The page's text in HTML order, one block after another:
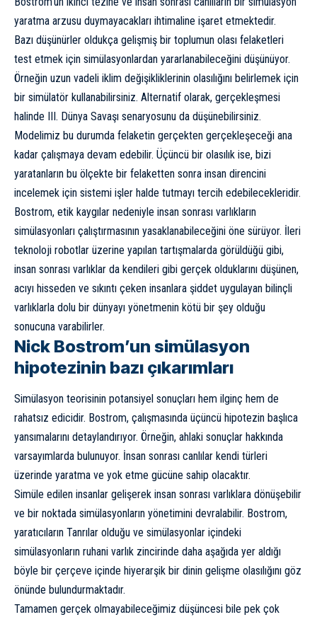
yaratma arzusu duymayacakları ihtimaline işaret etmektedir.
Bazı düşünürler oldukça gelişmiş bir toplumun olası felaketleri
test etmek için simülasyonlardan yararlanabileceğini düşünüyor.
Örneğin uzun vadeli iklim değişikliklerinin olasılığını belirlemek için
bir simülatör kullanabilirsiniz. Alternatif olarak, gerçekleşmesi
halinde III. Dünya Savaşı senaryosunu da düşünebilirsiniz.
Modelimiz bu durumda felaketin gerçekten gerçekleşeceği ana
kadar çalışmaya devam edebilir. Üçüncü bir olasılık ise, bizi
yaratanların bu ölçekte bir felaketten sonra insan direncini
incelemek için sistemi işler halde tutmayı tercih edebilecekleridir.
Bostrom, etik kaygılar nedeniyle insan sonrası varlıkların
simülasyonları çalıştırmasının yasaklanabileceğini öne sürüyor. İleri
teknoloji robotlar üzerine yapılan tartışmalarda görüldüğü gibi,
insan sonrası varlıklar da kendileri gibi gerçek olduklarını düşünen,
acıyı hisseden ve sıkıntı çeken insanlara şiddet uygulayan bilinçli
varlıklarla dolu bir dünyayı yönetmenin kötü bir şey olduğu
sonucuna varabilirler.
Nick Bostrom’un simülasyon
hipotezinin bazı çıkarımları
Simülasyon teorisinin potansiyel sonuçları hem ilginç hem de
rahatsız edicidir. Bostrom, çalışmasında üçüncü hipotezin başlıca
yansımalarını detaylandırıyor. Örneğin, ahlaki sonuçlar hakkında
varsayımlarda bulunuyor. İnsan sonrası canlılar kendi türleri
üzerinde yaratma ve yok etme gücüne sahip olacaktır.
Simüle edilen insanlar gelişerek insan sonrası varlıklara dönüşebilir
ve bir noktada simülasyonların yönetimini devralabilir. Bostrom,
yaratıcıların Tanrılar olduğu ve simülasyonlar içindeki
simülasyonların ruhani varlık zincirinde daha aşağıda yer aldığı
böyle bir çerçeve içinde hiyerarşik bir dinin gelişme olasılığını göz
önünde bulundurmaktadır.
Tamamen gerçek olmayabileceğimiz düşüncesi bile pek çok